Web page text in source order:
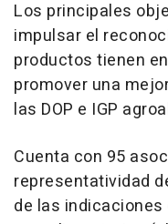
Los principales
impulsar el
productos tienen
promover una
las DOP e IGP
Cuenta con 95
representatividad
de las